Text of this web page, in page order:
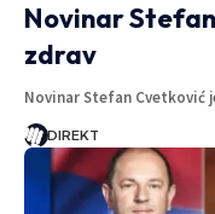
Novinar
zdrav
Novinar Stefan Cvetković
DIREKT